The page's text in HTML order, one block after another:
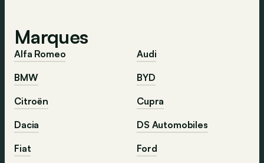
Marques
Alfa Romeo
Audi
BMW
BYD
Citroën
Cupra
Dacia
DS Automobiles
Fiat
Ford